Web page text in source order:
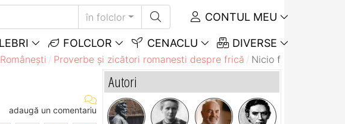
în folclor CONTUL MEU
FOLCLOR CENACLU DIVERSE
Proverbe și zicători romanesti despre frică Nicio frică de
adaugă un comentariu
Autori